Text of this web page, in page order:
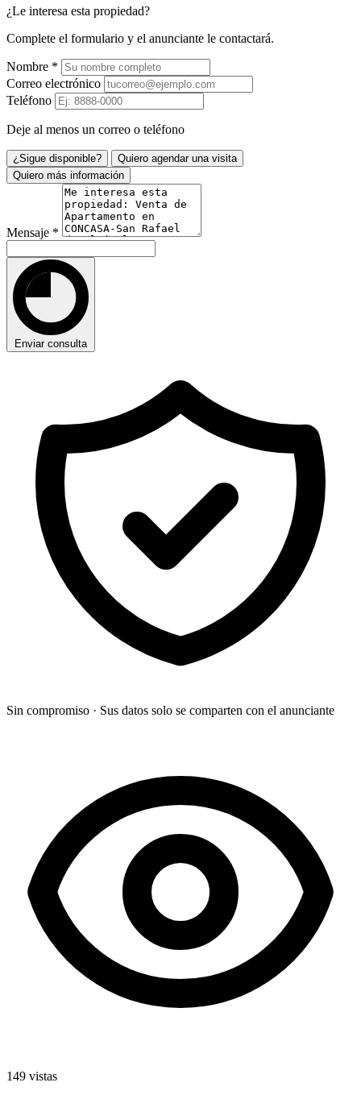
¿Le interesa esta propiedad?
Complete el formulario y el anunciante le contactará.
Nombre *
Correo electrónico
Teléfono
Deje al menos un correo o teléfono
¿Sigue disponible?
Quiero agendar una visita
Quiero más información
Mensaje *
Enviar consulta
Sin compromiso · Sus datos solo se comparten con el anunciante
149 vistas